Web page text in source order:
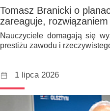
Tomasz Branicki o
zareaguje,
Nauczyciele domagają się
prestiżu zawodu i
1 lipca 2026